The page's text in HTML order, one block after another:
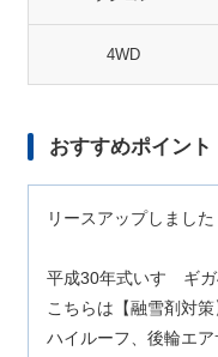
4WD
おすすめポイント
リースアップしました
平成30年式いすゞギ
こちらは【融雪剤対策
ハイルーフ、後輪エ